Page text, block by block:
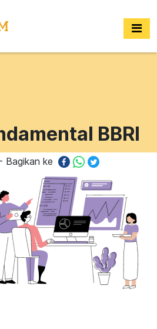
BBRI
ke